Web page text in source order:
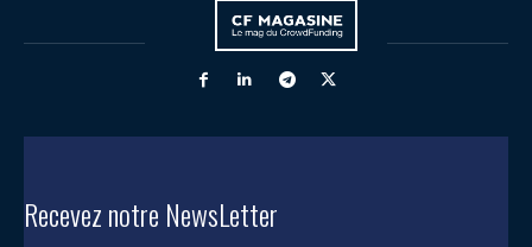
Recevez notre NewsLetter